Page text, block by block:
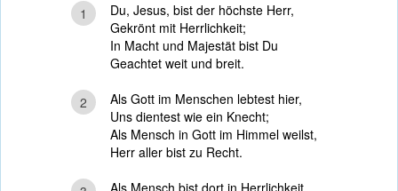
1
Du, Jesus, bist der höchste Herr,
Gekrönt mit Herrlichkeit;
In Macht und Majestät bist Du
Geachtet weit und breit.
2
Als Gott im Menschen lebtest hier,
Uns dientest wie ein Knecht;
Als Mensch in Gott im Himmel weilst,
Herr aller bist zu Recht.
Als Mensch bist dort in Herrlichkeit